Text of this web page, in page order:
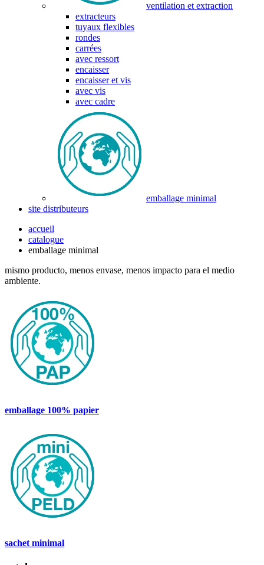
ventilation et extraction
extracteurs
tuyaux flexibles
rondes
carrées
avec ressort
encaisser
encaisser et vis
avec vis
avec cadre
emballage minimal
site distributeurs
accueil
catalogue
emballage minimal
mismo producto, menos envase, menos impacto para el medio
ambiente.
emballage 100% papier
sachet minimal